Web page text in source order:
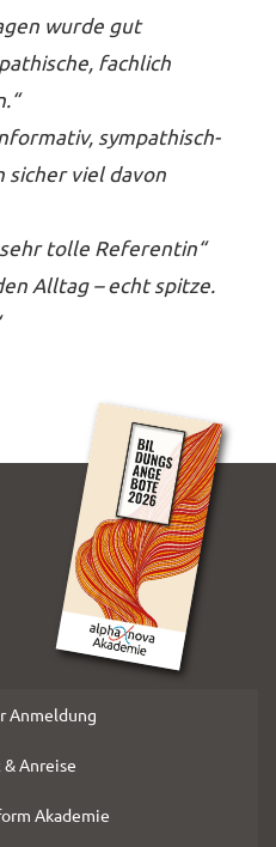
wurde gut
fachlich
“
sympathisch-
sicher viel davon
tolle Referentin“
Alltag – echt spitze.
Anmeldung
Anreise
Akademie